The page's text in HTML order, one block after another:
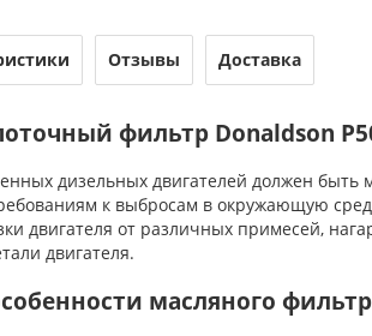
Отзывы Доставка
фильтр Donaldson
дизельных двигателей должен
к выбросам в окружающую
двигателя от различных примесей,
двигателя.
масляного